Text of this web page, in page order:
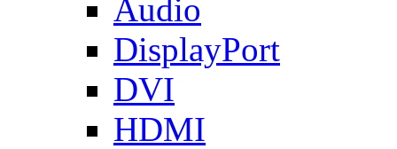
Audio
DisplayPort
DVI
HDMI